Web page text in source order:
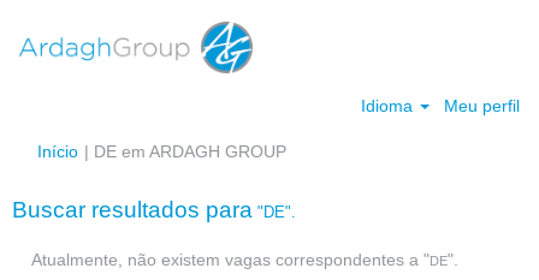
Idioma Meu perfil
Início | DE em ARDAGH GROUP(página
Buscar resultados para "DE".
Atualmente, não existem vagas correspondentes a "DE".